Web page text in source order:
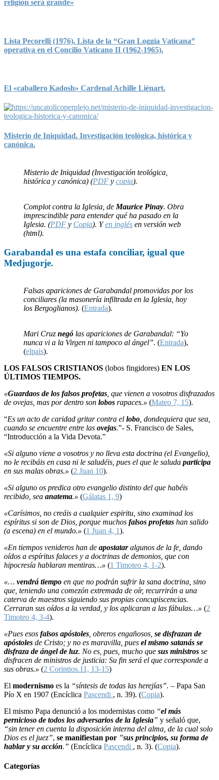
religión será grande»
Lista Pecorelli (1976). Lista de la “Gran Loggia Vaticana”
operativa en el Concilio Vaticano II (1962-1965).
El «caballero Kadosh» Cardenal Achille Liénart.
Misterio de Iniquidad. Investigación teológica, histórica y
canónica.
Misterio de Iniquidad (Investigación teológica,
histórica y canónica) (PDF y copia).
Complot contra la Iglesia, de Maurice Pinay. Obra
imprescindible para entender qué ha pasado en la
Iglesia. (PDF y Copia). Yen inglés en versión web
(html).
Garabandal es una estafa conciliar, igual que
Medjugorje.
Falsas apariciones de Garabandal promovidas por los
conciliares (la masonería infiltrada en la Iglesia, hoy
los Bergoglianos). (Entrada).
Mari Cruz negó las apariciones de Garabandal: “Yo
nunca vi a la Virgen ni tampoco al ángel”. (Entrada),
(elpais).
LOS FALSOS CRISTIANOS (lobos fingidores) EN LOS
ÚLTIMOS TIEMPOS.
«Guardaos de los falsos profetas , que vienen a vosotros disfrazados
de ovejas, mas por dentro son lobos rapaces.» (Mateo 7, 15).
“Es un acto de caridad gritar contra el lobo , dondequiera que sea,
cuando se encuentre entre las ovejas.”- S. Francisco de Sales,
“Introducción a la Vida Devota.”
«Si alguno viene a vosotros y no lleva esta doctrina (el Evangelio),
no le recibáis en casa ni le saludéis, pues el que le saluda participa
en sus malas obras.» (2 Juan 10).
«Si alguno os predica otro evangelio distinto del que habéis
recibido, sea anatema.» (Gálatas 1, 9)
«Carísimos, no creáis a cualquier espiritu, sino examinad los
espíritus si son de Dios, porque muchos falsos profetas han salido
(a escena) en el mundo.» (1 Juan 4, 1).
«En tiempos venideros han de apostataralgunos de la fe, dando
oídos a espíritus falaces y a doctrinas de demonios, que con
hipocresía hablaran mentiras…» (1 Timoteo 4, 1-2).
«… vendrá tiempo en que no podrán sufrir la sana doctrina, sino
que, teniendo una comezón extremada de oír, recurrirán a una
caterva de maestros siguiendo sus propias concupiscencias.
Cerraran sus oídos a la verdad, y los aplicaran a las fábulas…» (2
Timoteo 4, 3-4).
«Pues esos falsos apóstoles , obreros engañosos, se disfrazan de
apóstoles de Cristo; y no es maravilla, pues el mismo satanás se
disfraza de ángel de luz. No es, pues, mucho que sus ministros se
disfracen de ministros de justicia: Su fin será el que corresponde a
sus obras.» (2 Corintios.11, 13-15)
El modernismo es la “síntesis de todas las herejías”. – Papa San
Pío X en 1907 (Encíclica Pascendi , n. 39). (Copia).
El mismo Papa denunció a los modernistas como “el más
pernicioso de todos los adversarios de la Iglesia” y señaló que,
“sin tener en cuenta la disposición interna del alma, de la cual solo
Dios es el juez”, se manifiestan por ”sus principios, su forma de
hablar y su acción.” (Encíclica Pascendi , n. 3). (Copia).
Categorías